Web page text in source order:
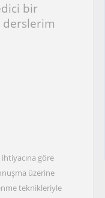
bir
derslerim
göre
üzerine
teknikleriyle